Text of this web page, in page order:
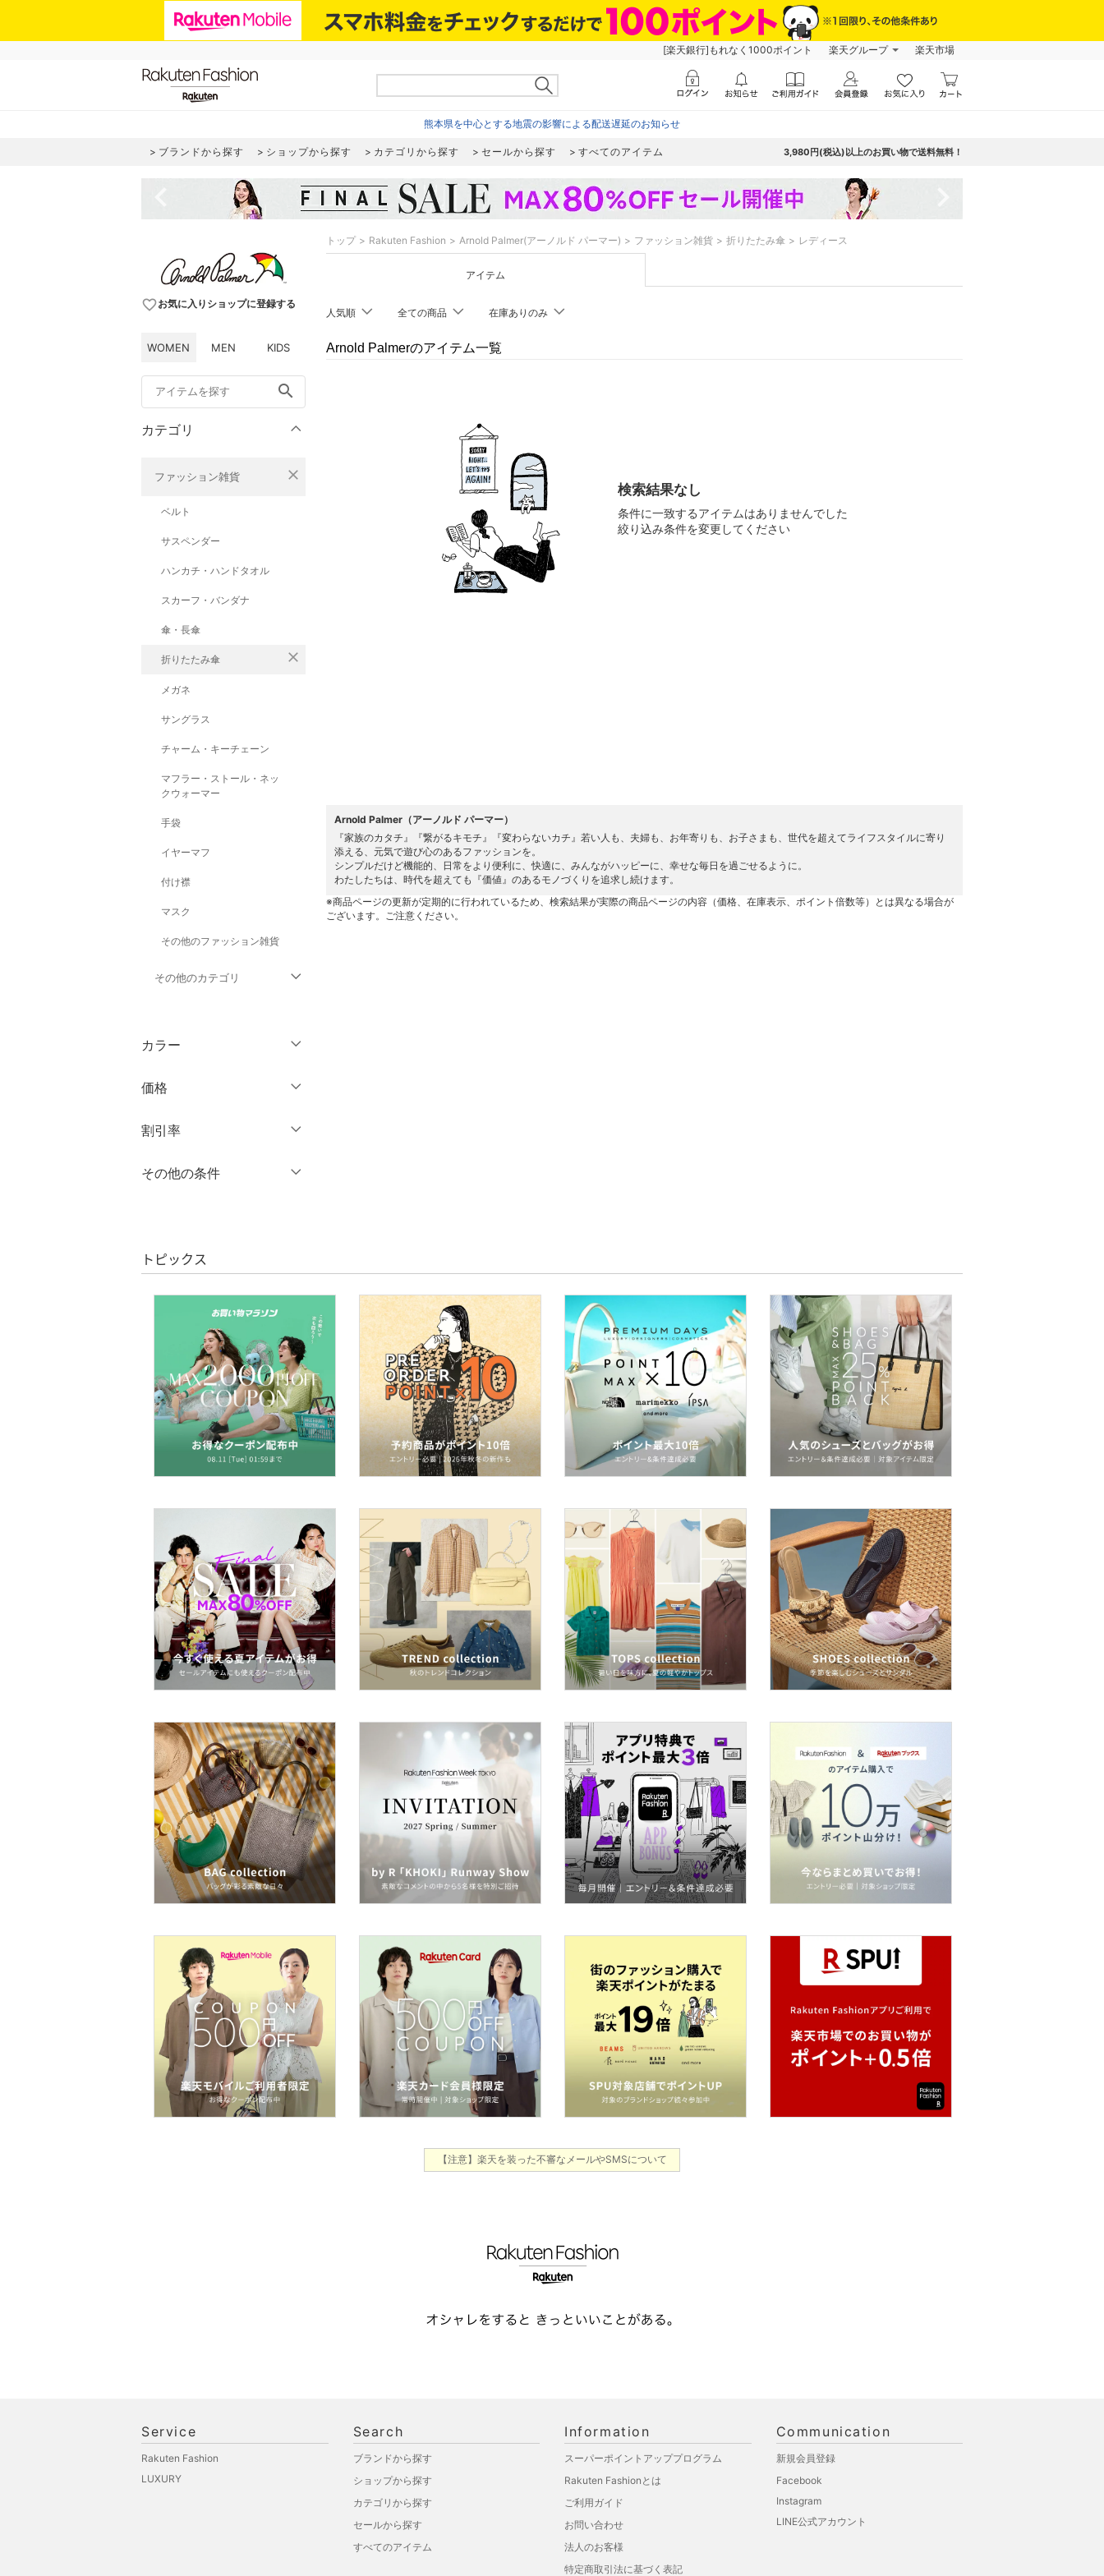
[楽天銀行]もれなく1000ポイント 楽天グループ 楽天市場
熊本県を中心とする地震の影響による配送遅延のお知らせ
ブランドから探す ショップから探す カテゴリから探す セールから探す すべてのアイテム 3,980円(税込)以上のお買い物で送料無料！
favorite_borderお気に入りショップに登録する
WOMEN MEN KIDS
search
カテゴリ
ファッション雑貨 close
ベルト
サスペンダー
ハンカチ・ハンドタオル
スカーフ・バンダナ
傘・長傘
折りたたみ傘 close
メガネ
サングラス
チャーム・キーチェーン
マフラー・ストール・ネッ
クウォーマー
手袋
イヤーマフ
付け襟
マスク
その他のファッション雑貨
その他のカテゴリ
ジャケット・アウター
パンツ
ワンピース・ドレス
スカート
バッグ
インナー・ルームウェア
靴下・レッグウェア
アクセサリー・腕時計
財布・ポーチ・ケース
ヘアアクセサリー
マタニティウェア・ベビ
ー用品
スーツ・フォーマル
水着・スイムグッズ
スキンケア
ベースメイク
メイクアップ
ネイル
ボディケア・オーラルケ
ヘアケア
フレグランス
メイク道具・美容器具
コフレ・キット・セット
食器・調理器具・キッチ
ン用品
カラー
価格
絞り込み
割引率
％OFF～ ％OFF
その他の条件
クリア 絞り込み
トップ Rakuten Fashion Arnold Palmer(アーノルド パーマー) ファッション雑貨 折りたたみ傘 レディース
アイテム
人気順 全ての商品 在庫ありのみ
Arnold Palmerのアイテム一覧
検索結果なし
条件に一致するアイテムはありませんでした
絞り込み条件を変更してください
Arnold Palmer（アーノルド パーマー）
『家族のカタチ』『繋がるキモチ』『変わらないカチ』若い人も、夫婦も、お年寄りも、お子さまも、世代を超えてライフスタイルに寄り
添える、元気で遊び心のあるファッションを。
シンプルだけど機能的、日常をより便利に、快適に、みんながハッピーに、幸せな毎日を過ごせるように。
わたしたちは、時代を超えても『価値』のあるモノづくりを追求し続けます。
※商品ページの更新が定期的に行われているため、検索結果が実際の商品ページの内容（価格、在庫表示、ポイント倍数等）とは異なる場合が
ございます。ご注意ください。
トピックス
【注意】楽天を装った不審なメールやSMSについて
Service
Rakuten Fashion
LUXURY
Search
ブランドから探す
ショップから探す
カテゴリから探す
セールから探す
すべてのアイテム
Information
スーパーポイントアッププログラム
Rakuten Fashionとは
ご利用ガイド
お問い合わせ
法人のお客様
特定商取引法に基づく表記
Communication
新規会員登録
Facebook
Instagram
LINE公式アカウント